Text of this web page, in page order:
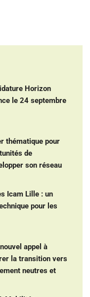
Horizon
le 24 septembre
thématique pour
de
son réseau
Icam Lille : un
pour les
appel à
la transition vers
neutres et